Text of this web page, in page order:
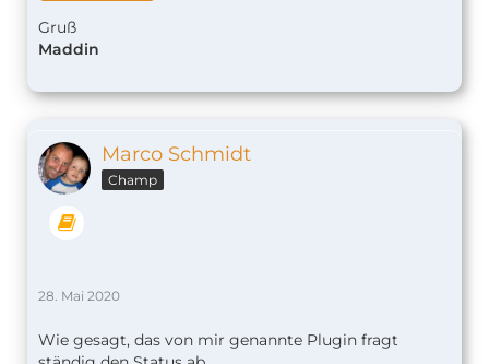
Gruß
Maddin
Marco Schmidt
Champ
28. Mai 2020
Wie gesagt, das von mir genannte Plugin fragt